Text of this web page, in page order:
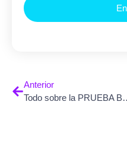
Anterior
Todo sobre